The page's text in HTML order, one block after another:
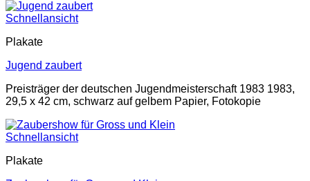
Schnellansicht
Plakate
Jugend zaubert
Preisträger der deutschen Jugendmeisterschaft 1983 1983,
29,5 x 42 cm, schwarz auf gelbem Papier, Fotokopie
Schnellansicht
Plakate